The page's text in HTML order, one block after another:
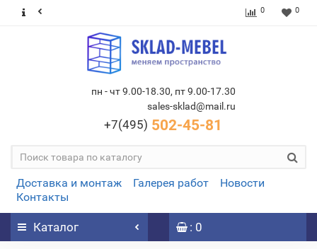
0 0
пн - чт 9.00-18.30, пт 9.00-17.30
sales-sklad@mail.ru
+7(495) 502-45-81
Доставка и монтаж Галерея работ
Новости
Контакты
Каталог : 0